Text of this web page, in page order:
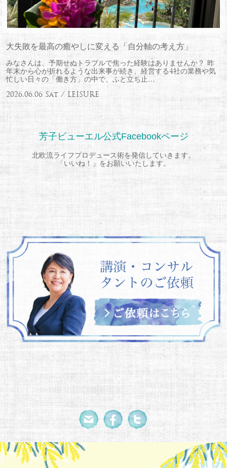
大失敗を最高の癒やしに変える「自分軸の考え方」
みなさんは、予期せぬトラブルで焦った経験はありませんか？ 昨
年末から心が折れるような出来事が続き、経営する4社の業務や気
忙しい日々の「働き方」の中で、ふと立ち止…
2026.06.06 Sat / LEISURE
芳子ビューエル公式Facebookページ
北欧流ライフプロデュース術を発信していきます。
「いいね！」をお願いいたします。